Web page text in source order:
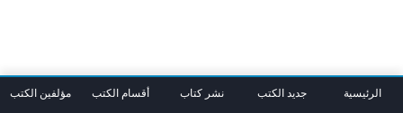
الرئيسية جديد الكتب نشر كتاب أقسام الكتب مؤلفين الكتب